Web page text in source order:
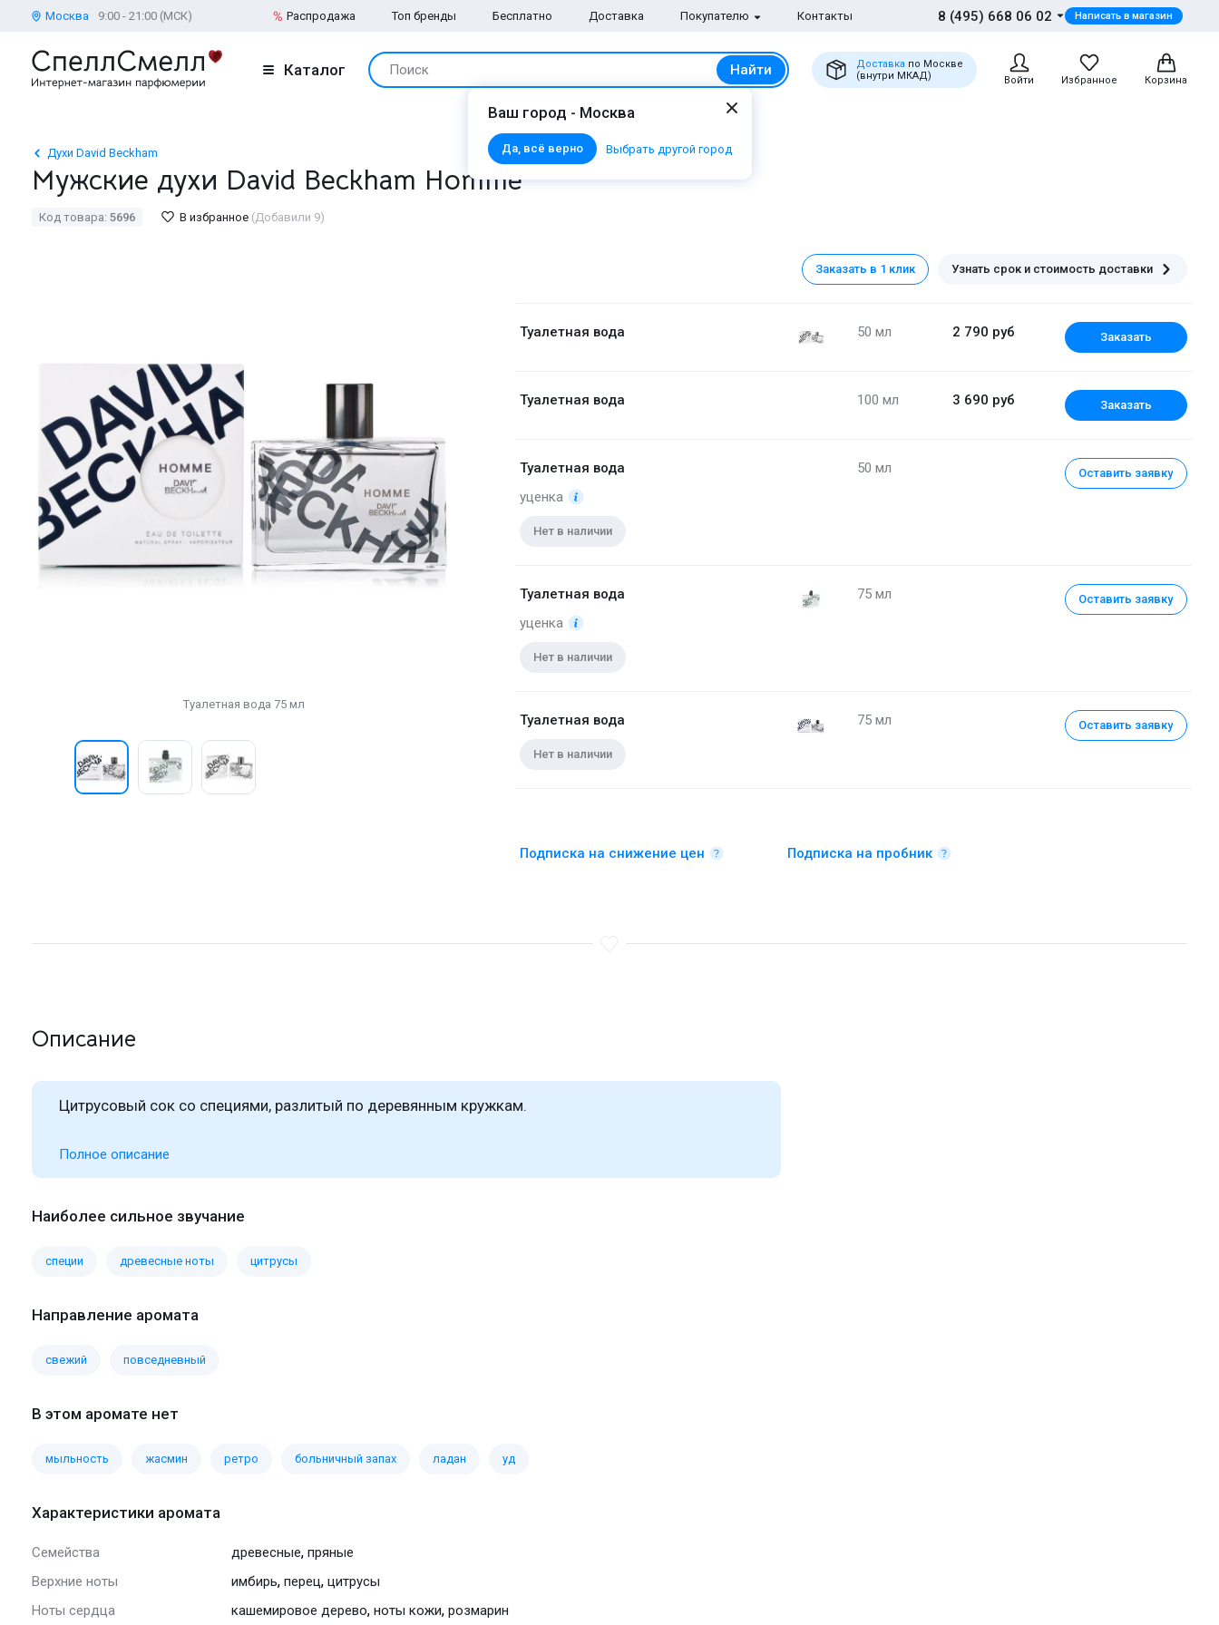
Москва 9:00 - 21:00 (МСК) Распродажа Топ бренды Бесплатно Доставка Покупателю Контакты 8 (495) 668 06 02 Написать в магазин
Каталог Поиск Найти Доставка по Москве
(внутри МКАД)
Войти Избранное Корзина
Ваш город - Москва
Да, всё верно Выбрать другой город
Духи David Beckham
Мужские духи David Beckham Homme
Код товара: 5696 В избранное (Добавили 9)
Туалетная вода 75 мл
Заказать в 1 клик Узнать срок и стоимость доставки
Туалетная вода 2 790 руб
50 мл Заказать
Туалетная вода 3 690 руб
100 мл Заказать
Туалетная вода
уценка
Нет в наличии
50 мл Оставить заявку
Туалетная вода
уценка
Нет в наличии
75 мл Оставить заявку
Туалетная вода
Нет в наличии
75 мл Оставить заявку
Подписка на снижение цен Подписка на пробник
Описание
Цитрусовый сок со специями, разлитый по деревянным кружкам.
Полное описание
Наиболее сильное звучание
специи древесные ноты цитрусы
Направление аромата
свежий повседневный
В этом аромате нет
мыльность жасмин ретро больничный запах ладан уд
Характеристики аромата
Семейства древесные, пряные
Верхние ноты
имбирь, перец, цитрусы
Ноты сердца
кашемировое дерево, ноты кожи, розмарин